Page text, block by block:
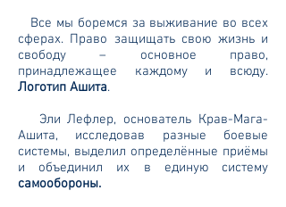
Все мы боремся за выживание во всех
сферах. Право защищать свою жизнь и
свободу – основное право,
принадлежащее каждому и всюду.
Логотип Ашита.
Эли Лефлер, основатель Крав-Мага-
Ашита, исследовав разные боевые
системы, выделил определённые приёмы
и объединил их в единую систему
самообороны.